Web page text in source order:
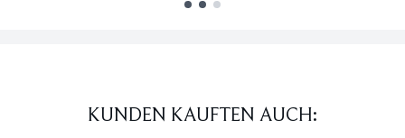
KUNDEN KAUFTEN AUCH: